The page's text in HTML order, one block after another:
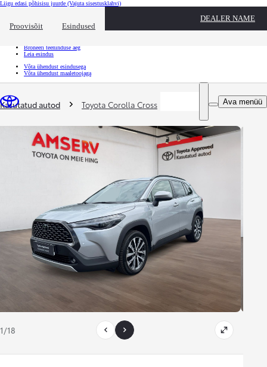
Liigu edasi põhisisu juurde (Vajuta sisestusklahvi)
Proovisõit Esindused
DEALER NAME
Kiirtee Klõpsa kiirtee ülekatte sulgemiseks
Broneeri teeninduse aeg
Leia esindus
Võta ühendust esindusega
Võta ühendust maaletoojaga
Ava menüü
Sina oled siin
Kasutatud autod Toyota Corolla Cross
1/18